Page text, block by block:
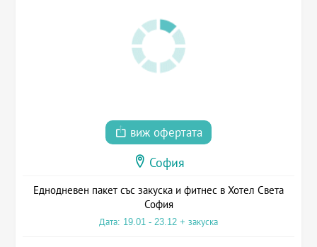
виж офертата
София
Еднодневен пакет със закуска и фитнес в Хотел Света
София
Дата: 19.01 - 23.12 + закуска